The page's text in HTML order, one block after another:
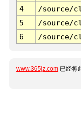
4
/source/
5
/source/
6
/source/
www.365jz.com 已经将